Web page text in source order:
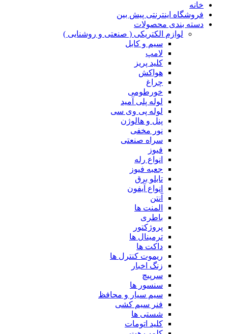
خانه
فروشگاه اینترنتی پیش بین
دسته بندی محصولات
لوازم الکتریکی ( صنعتی و روشنایی )
سیم و کابل
لامپ
کلید پریز
هواکش
چراغ
خورطومی
لوله پلی آمید
لوله پی وی سی
پنل و هالوژن
نور مخفی
سراه صنعتی
فیوز
انواع رله
جعبه فیوز
تابلو برق
انواع آیفون
آنتن
المنت ها
باطری
پروژکتور
ترمینال ها
داکت ها
ریموت کنترل ها
زنگ اخبار
سرپیچ
سنسور ها
سیم سیار و محافظ
فنر سیم کشی
شستی ها
کلید اتومات